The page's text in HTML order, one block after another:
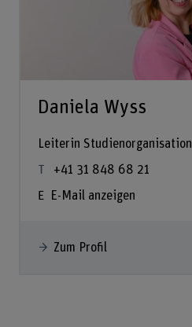
Daniela Wyss
Leiterin Studienorganisation
+41 31 848 68 21
E-Mail anzeigen
Zum Profil